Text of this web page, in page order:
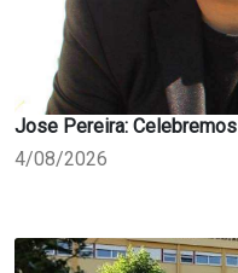
Jose Pereira: Celebremos
4/08/2026